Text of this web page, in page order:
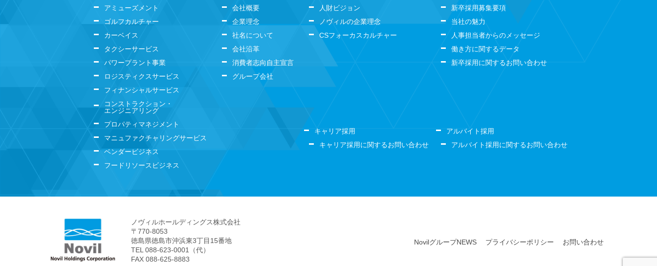
アミューズメント
ゴルフカルチャー
カーベイス
タクシーサービス
パワープラント事業
ロジスティクスサービス
フィナンシャルサービス
コンストラクション・
エンジニアリング
プロパティマネジメント
マニュファクチャリングサービス
ベンダービジネス
フードリソースビジネス
会社概要
企業理念
社名について
会社沿革
消費者志向自主宣言
グループ会社
人財ビジョン
ノヴィルの企業理念
CSフォーカスカルチャー
新卒採用募集要項
当社の魅力
人事担当者からのメッセージ
働き方に関するデータ
新卒採用に関するお問い合わせ
キャリア採用
キャリア採用に関するお問い合わせ
アルバイト採用
アルバイト採用に関するお問い合わせ
ノヴィルホールディングス株式会社
〒770-8053
徳島県徳島市沖浜東3丁目15番地
TEL 088-623-0001（代）
FAX 088-625-8883
NovilグループNEWS プライバシーポリシー お問い合わせ